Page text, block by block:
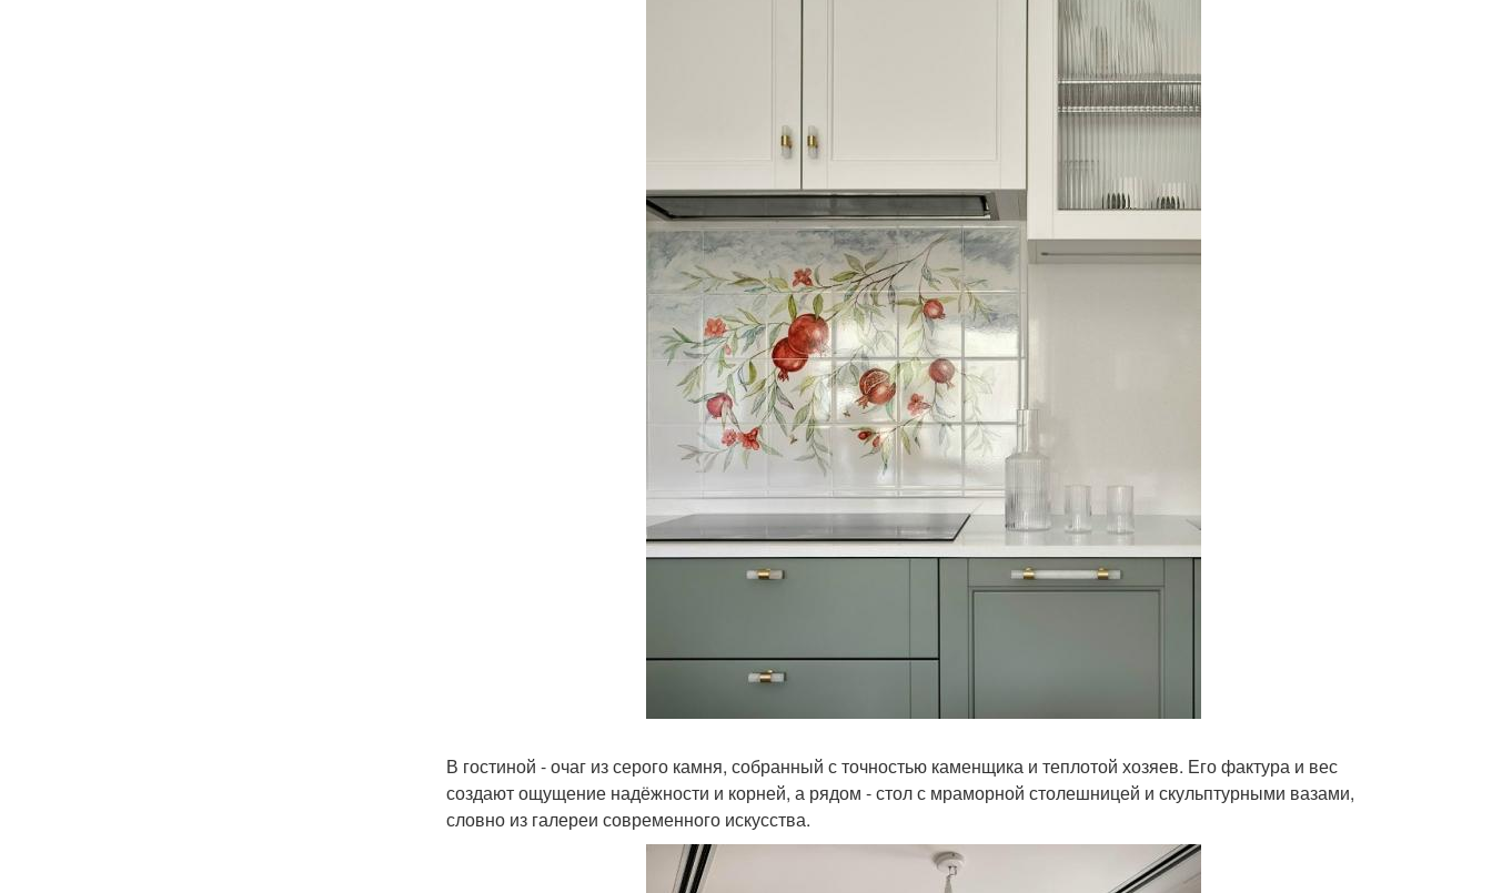
В гостиной - очаг из серого камня, собранный с точностью каменщика и теплотой хозяев. Его фактура и вес
создают ощущение надёжности и корней, а рядом - стол с мраморной столешницей и скульптурными вазами,
словно из галереи современного искусства.